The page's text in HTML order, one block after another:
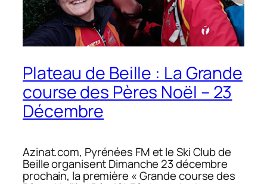
Plateau de Beille : La Grande
course des Pères Noël – 23
Décembre
Azinat.com, Pyrénées FM et le Ski Club de
Beille organisent Dimanche 23 décembre
prochain, la première «Grande course des